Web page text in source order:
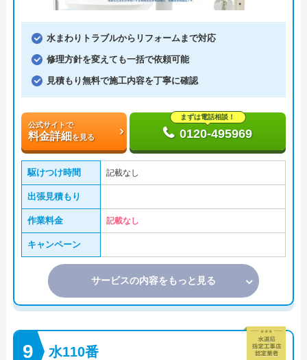
水まわりトラブルからリフォームまで対応
修理方針を変えても一括で依頼可能
見積もり無料で施工内容を丁寧に確認
公式サイトで
料金詳細を見る
まずは電話相談！
0120-495969
駆けつけ時間 記載なし
出張見積もり
作業料金 記載なし
キャンペーン
サービスの内容をもっと見る
水110番